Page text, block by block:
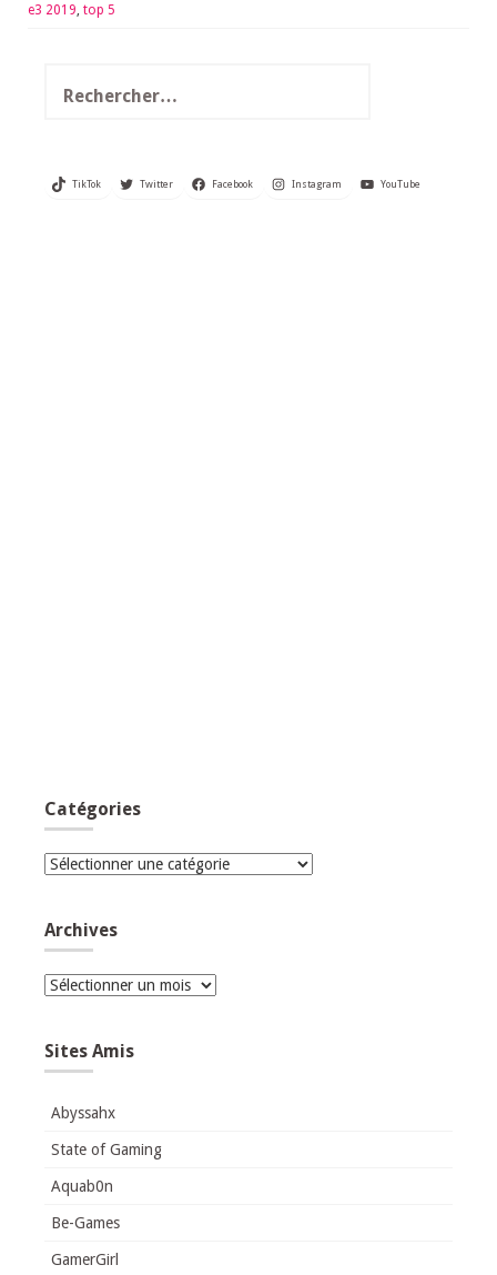
e3 2019 top 5
TikTok Twitter Facebook Instagram YouTube
Catégories
Catégories
Archives
Archives
Sites Amis
Abyssahx
State of Gaming
Aquab0n
Be-Games
GamerGirl